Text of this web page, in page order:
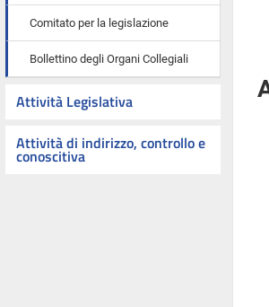
Comitato per la legislazione
Bollettino degli Organi Collegiali
Attività Legislativa
Attività di indirizzo, controllo e
conoscitiva